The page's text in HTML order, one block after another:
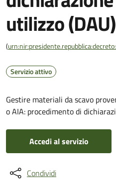
utilizzo (DAU)
(
Servizio attivo
Gestire materiali da scavo
o AIA: procedimento di
Accedi al servizio
Condividi